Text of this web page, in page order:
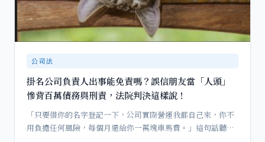
公司法
掛名公司負責人出事能免責嗎？誤信朋友當「人頭」
慘背百萬債務與刑責，法院判決這樣說！
「只要借你的名字登記一下，公司實際營運我都自己來，你不
用負擔任何風險，每個月還給你一萬塊車馬費。」這句話聽起